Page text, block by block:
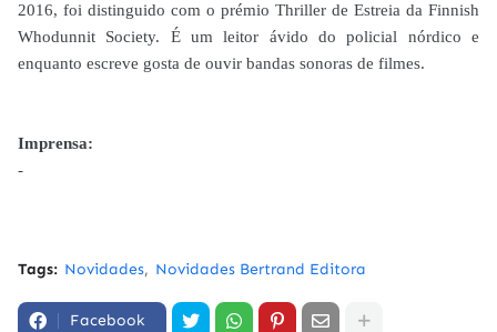
2016, foi distinguido com o prémio Thriller de Estreia da Finnish
Whodunnit Society. É um leitor ávido do policial nórdico e
enquanto escreve gosta de ouvir bandas sonoras de filmes.
Imprensa:
-
Tags: Novidades Novidades Bertrand Editora
Facebook